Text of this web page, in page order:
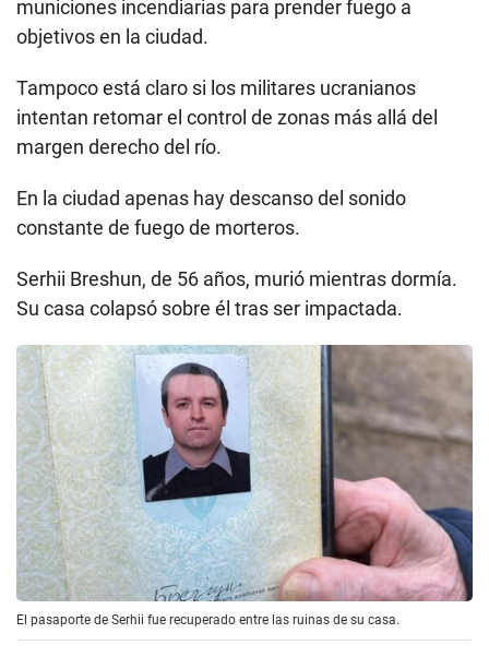
municiones incendiarias para prender fuego a
objetivos en la ciudad.
Tampoco está claro si los militares ucranianos
intentan retomar el control de zonas más allá del
margen derecho del río.
En la ciudad apenas hay descanso del sonido
constante de fuego de morteros.
Serhii Breshun, de 56 años, murió mientras dormía.
Su casa colapsó sobre él tras ser impactada.
El pasaporte de Serhii fue recuperado entre las ruinas de su casa.